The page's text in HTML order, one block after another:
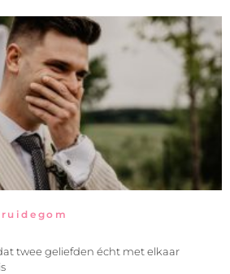
twee geliefden écht met elkaar